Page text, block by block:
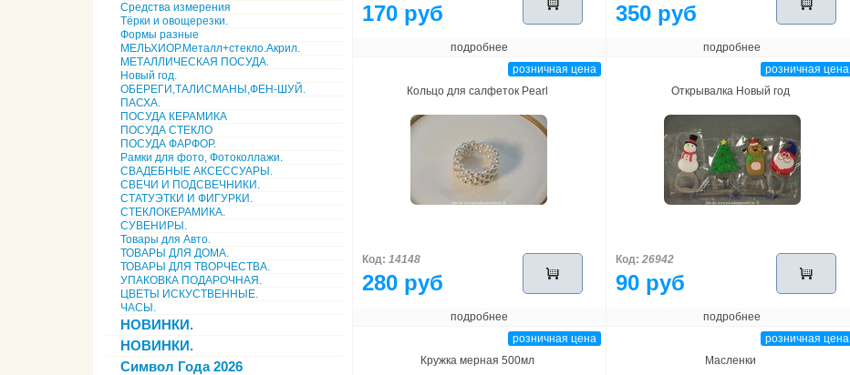
Средства измерения
Тёрки и овощерезки.
Формы разные
МЕЛЬХИОР.Металл+стекло.Акрил.
МЕТАЛЛИЧЕСКАЯ ПОСУДА.
Новый год.
ОБЕРЕГИ,ТАЛИСМАНЫ,ФЕН-ШУЙ.
ПАСХА.
ПОСУДА КЕРАМИКА
ПОСУДА СТЕКЛО
ПОСУДА ФАРФОР.
Рамки для фото, Фотоколлажи.
СВАДЕБНЫЕ АКСЕССУАРЫ.
СВЕЧИ И ПОДСВЕЧНИКИ.
СТАТУЭТКИ И ФИГУРКИ.
СТЕКЛОКЕРАМИКА.
СУВЕНИРЫ.
Товары для Авто.
ТОВАРЫ ДЛЯ ДОМА.
ТОВАРЫ ДЛЯ ТВОРЧЕСТВА.
УПАКОВКА ПОДАРОЧНАЯ.
ЦВЕТЫ ИСКУСТВЕННЫЕ.
ЧАСЫ.
НОВИНКИ.
НОВИНКИ.
Символ Года 2026
170 руб
подробнее
350 руб
подробнее
розничная цена
Кольцо для салфеток Pearl
Код: 14148
280 руб
подробнее
розничная цена
Открывалка Новый год
Код: 26942
90 руб
подробнее
розничная цена
Кружка мерная 500мл
розничная цена
Масленки